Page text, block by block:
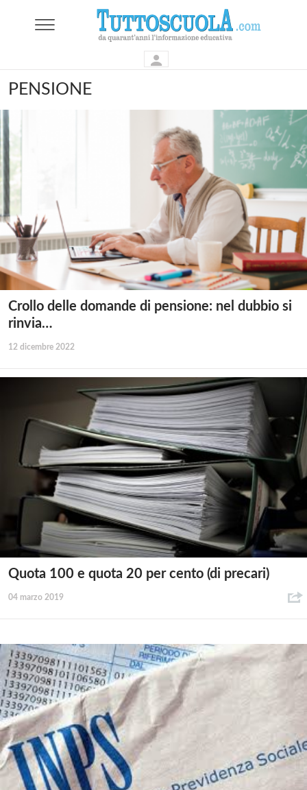
PENSIONE
Crollo delle domande di pensione: nel dubbio si
rinvia…
12 dicembre 2022
Quota 100 e quota 20 per cento (di precari)
04 marzo 2019